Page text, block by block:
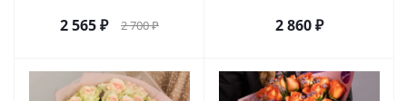
2 565₽ 2 700₽ 2 860₽